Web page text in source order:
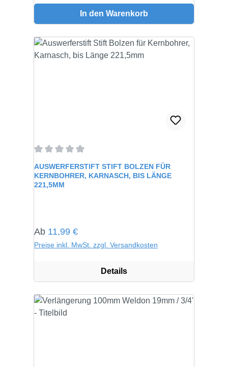
In den Warenkorb
Durchschnittliche Bewertung von 0 von 5 Sternen
AUSWERFERSTIFT STIFT BOLZEN FÜR
KERNBOHRER, KARNASCH, BIS LÄNGE
221,5MM
Regulärer Preis:
Ab 11,99 €
Preise inkl. MwSt. zzgl. Versandkosten
Details